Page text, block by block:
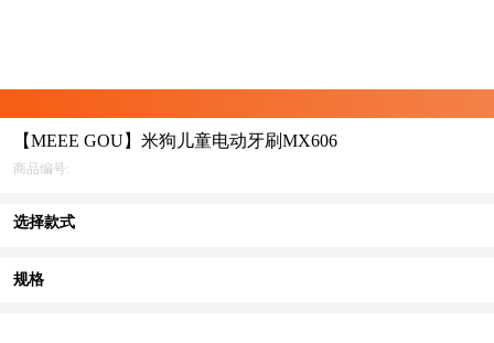
【MEEE GOU】米狗儿童电动牙刷MX606
商品编号:
选择款式
规格